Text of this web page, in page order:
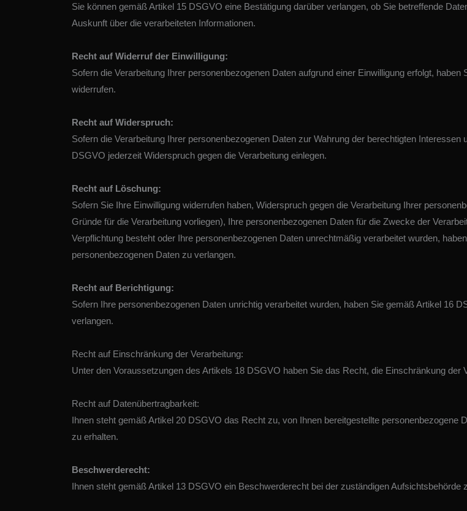
Sie können gemäß Artikel 15 DSGVO eine Bestätigung darüber verlangen, ob Sie betreffende
Auskunft über die verarbeiteten Informationen.
Recht auf Widerruf der Einwilligung:
Sofern die Verarbeitung Ihrer personenbezogenen Daten aufgrund einer Einwilligung erfolgt,
widerrufen.
Recht auf Widerspruch:
Sofern die Verarbeitung Ihrer personenbezogenen Daten zur Wahrung der berechtigten
DSGVO jederzeit Widerspruch gegen die Verarbeitung einlegen.
Recht auf Löschung:
Sofern Sie Ihre Einwilligung widerrufen haben, Widerspruch gegen die Verarbeitung Ihrer
Gründe für die Verarbeitung vorliegen), Ihre personenbezogenen Daten für die Zwecke der
Verpflichtung besteht oder Ihre personenbezogenen Daten unrechtmäßig verarbeitet wurden,
personenbezogenen Daten zu verlangen.
Recht auf Berichtigung:
Sofern Ihre personenbezogenen Daten unrichtig verarbeitet wurden, haben Sie gemäß Artikel 16
verlangen.
Recht auf Einschränkung der Verarbeitung:
Unter den Voraussetzungen des Artikels 18 DSGVO haben Sie das Recht, die Einschränkung der
Recht auf Datenübertragbarkeit:
Ihnen steht gemäß Artikel 20 DSGVO das Recht zu, von Ihnen bereitgestellte personenbezogene
zu erhalten.
Beschwerderecht:
Ihnen steht gemäß Artikel 13 DSGVO ein Beschwerderecht bei der zuständigen Aufsichtsbehörde